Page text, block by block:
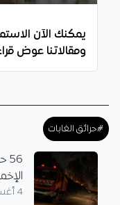
يمكنك الآن
ومقالاتنا عوض
#حرائق الغابات
4 أغسطس 2026